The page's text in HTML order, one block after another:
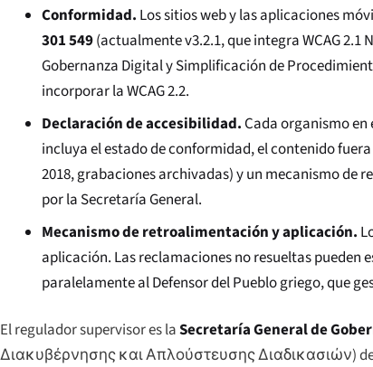
Conformidad. Los sitios web y las aplicaciones
301 549(actualmente v3.2.1, que integra WCAG
Gobernanza Digital y Simplificación de
incorporar la WCAG 2.2.
Declaración de accesibilidad.Cada organismo
incluya el estado de conformidad, el contenido
2018, grabaciones archivadas) y un mecanismo de
por la Secretaría General.
Mecanismo de retroalimentación y aplicación.
aplicación. Las reclamaciones no resueltas pueden
paralelamente al Defensor del Pueblo griego, que
El regulador supervisor es laSecretaría General de
Διακυβέρνησης και Απλούστευσης Διαδικασιών)